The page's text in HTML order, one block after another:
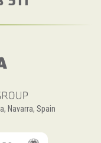
Navarra, Spain